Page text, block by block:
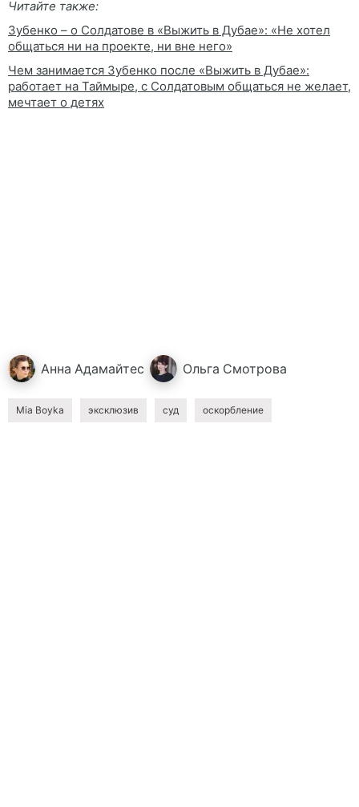
Читайте также:
Зубенко – о Солдатове в «Выжить в Дубае»: «Не хотел
общаться ни на проекте, ни вне него»
Чем занимается Зубенко после «Выжить в Дубае»:
работает на Таймыре, с Солдатовым общаться не желает,
мечтает о детях
Анна Адамайтес Ольга Смотрова
Mia Boyka эксклюзив суд оскорбление